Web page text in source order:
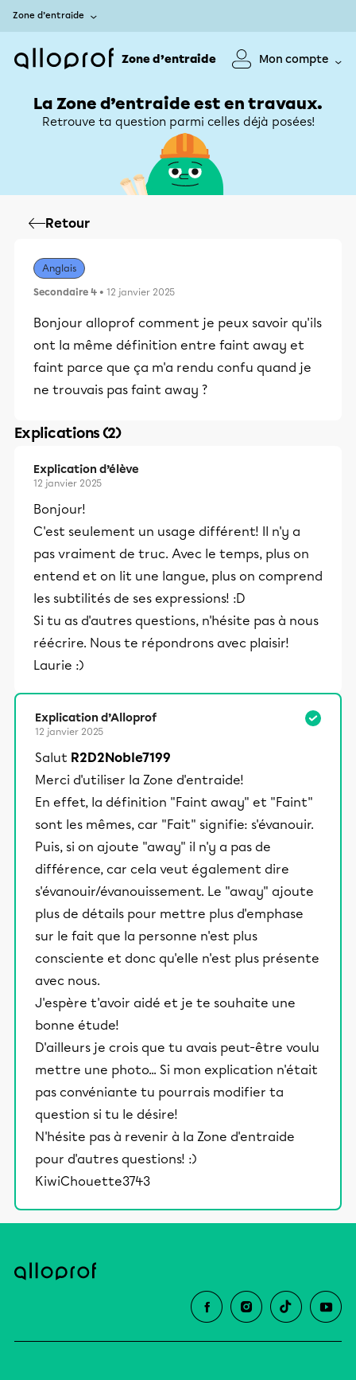
Zone d’entraide
Zone d’entraide Mon compte
La Zone d’entraide est en travaux.
Retrouve ta question parmi celles déjà posées!
Retour
Anglais
Secondaire 4 • 12 janvier 2025
Bonjour alloprof comment je peux savoir qu'ils
ont la même définition entre faint away et
faint parce que ça m'a rendu confu quand je
ne trouvais pas faint away ?
Explications (2)
Explication d’élève
12 janvier 2025
Bonjour!
C'est seulement un usage différent! Il n'y a
pas vraiment de truc. Avec le temps, plus on
entend et on lit une langue, plus on comprend
les subtilités de ses expressions! :D
Si tu as d'autres questions, n'hésite pas à nous
réécrire. Nous te répondrons avec plaisir!
Laurie :)
Explication d’Alloprof
12 janvier 2025
Salut R2D2Noble7199
Merci d'utiliser la Zone d'entraide!
En effet, la définition "Faint away" et "Faint"
sont les mêmes, car "Fait" signifie: s'évanouir.
Puis, si on ajoute "away" il n'y a pas de
différence, car cela veut également dire
s'évanouir/évanouissement. Le "away" ajoute
plus de détails pour mettre plus d'emphase
sur le fait que la personne n'est plus
consciente et donc qu'elle n'est plus présente
avec nous.
J'espère t'avoir aidé et je te souhaite une
bonne étude!
D'ailleurs je crois que tu avais peut-être voulu
mettre une photo... Si mon explication n'était
pas convéniante tu pourrais modifier ta
question si tu le désire!
N'hésite pas à revenir à la Zone d'entraide
pour d'autres questions! :)
KiwiChouette3743